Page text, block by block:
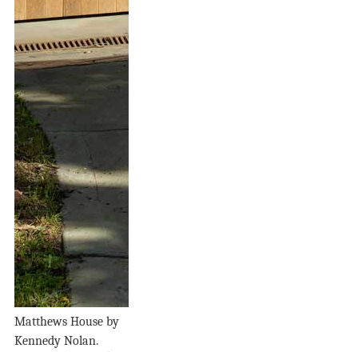
Matthews House by
Kennedy Nolan.